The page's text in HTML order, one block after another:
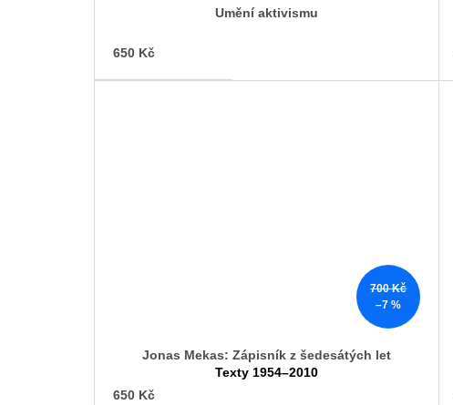
Umění aktivismu
650 Kč
700 Kč
–7 %
Jonas Mekas: Zápisník z šedesátých let
Texty 1954–2010
650 Kč